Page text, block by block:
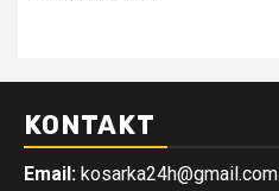
KONTAKT
Email: kosarka24h@gmail.com